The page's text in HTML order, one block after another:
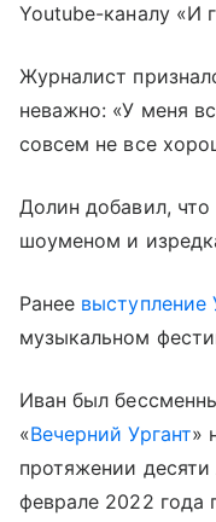
Youtube-каналу «И
Журналист
неважно: «У меня
совсем не все
Долин добавил, что
шоуменом и
Ранее выступление
музыкальном
Иван был
«Вечерний Ургант»
протяжении
феврале 2022 года